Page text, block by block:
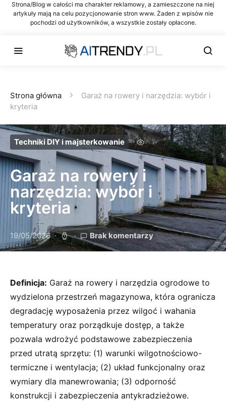
Strona/Blog w całości ma charakter reklamowy, a zamieszczone na niej
artykuły mają na celu pozycjonowanie stron www. Żaden z wpisów nie
pochodzi od użytkowników, a wszystkie zostały opłacone.
Strona główna
Garaż na rowery i narzędzia: wybór i
kryteria
Techniki DIY i majsterkowanie
Garaż na rowery i
narzędzia: wybór i
kryteria
19/05/2026 Brak komentarzy
Definicja: Garaż na rowery i narzędzia ogrodowe to
wydzielona przestrzeń magazynowa, która ogranicza
degradację wyposażenia przez wilgoć i wahania
temperatury oraz porządkuje dostęp, a także
pozwala wdrożyć podstawowe zabezpieczenia
przed utratą sprzętu: (1) warunki wilgotnościowo-
termiczne i wentylacja; (2) układ funkcjonalny oraz
wymiary dla manewrowania; (3) odporność
konstrukcji i zabezpieczenia antykradzieżowe.